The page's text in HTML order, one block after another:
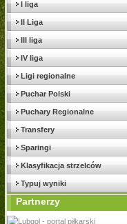
I liga
II Liga
III liga
IV liga
Ligi regionalne
Puchar Polski
Puchary Regionalne
Transfery
Sparingi
Klasyfikacja strzelców
Typuj wyniki
Partnerzy